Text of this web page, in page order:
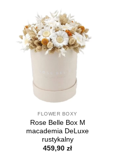
FLOWER BOXY
Rose Belle Box M
macademia DeLuxe
rustykalny
459,90 zł